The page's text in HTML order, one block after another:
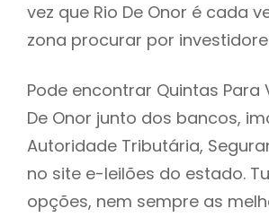
vez que Rio De Onor é cada
zona procurar por
Pode encontrar Quintas Para
De Onor junto dos bancos,
Autoridade Tributária,
no site e-leilões do estado.
opções, nem sempre as